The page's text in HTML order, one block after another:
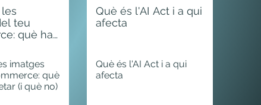
teu
què has
imatges
què
(i què no)
Què és l'AI Act i a qui
afecta
Què és l'AI Act i a qui
afecta